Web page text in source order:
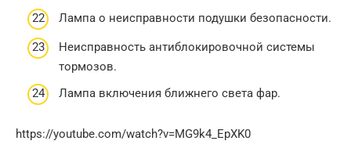
Лампа о неисправности подушки безопасности.
Неисправность антиблокировочной системы
тормозов.
Лампа включения ближнего света фар.
https://youtube.com/watch?v=MG9k4_EpXK0